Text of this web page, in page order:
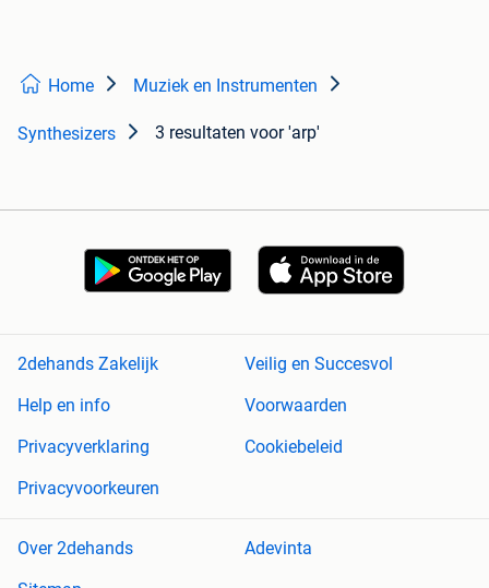
Home Muziek en Instrumenten
Synthesizers 3 resultaten voor 'arp'
2dehands Zakelijk
Veilig en Succesvol
Help en info
Voorwaarden
Privacyverklaring
Cookiebeleid
Privacyvoorkeuren
Over 2dehands
Adevinta